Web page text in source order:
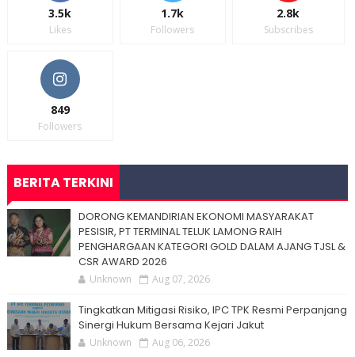
3.5k
Likes
1.7k
Followers
2.8k
Subscribes
849
Followers
BERITA TERKINI
DORONG KEMANDIRIAN EKONOMI MASYARAKAT
PESISIR, PT TERMINAL TELUK LAMONG RAIH
PENGHARGAAN KATEGORI GOLD DALAM AJANG TJSL &
CSR AWARD 2026
Unknown Aug 07, 2026
Tingkatkan Mitigasi Risiko, IPC TPK Resmi Perpanjang
Sinergi Hukum Bersama Kejari Jakut
Unknown Aug 06, 2026